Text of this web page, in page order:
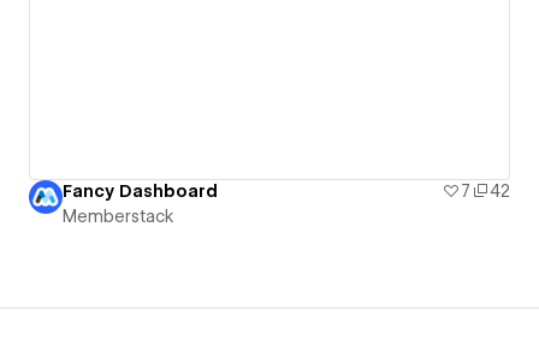
Fancy Dashboard 7
42
Memberstack